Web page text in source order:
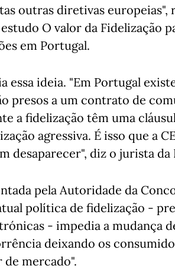
outras diretivas
O valor da Fidelização
em Portugal.
essa ideia. "Em Portugal
presos a um contrato de
a fidelização têm uma
agressiva. É isso que a
desaparecer", diz o jurista da
pela Autoridade da
política de fidelização -
- impedia a mudança
deixando os
mercado".